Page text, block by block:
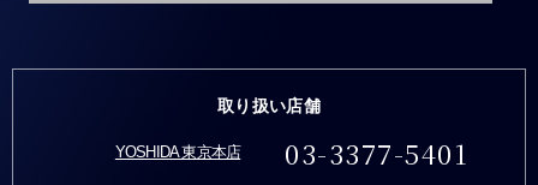
取り扱い店舗
YOSHIDA 東京本店 03-3377-5401